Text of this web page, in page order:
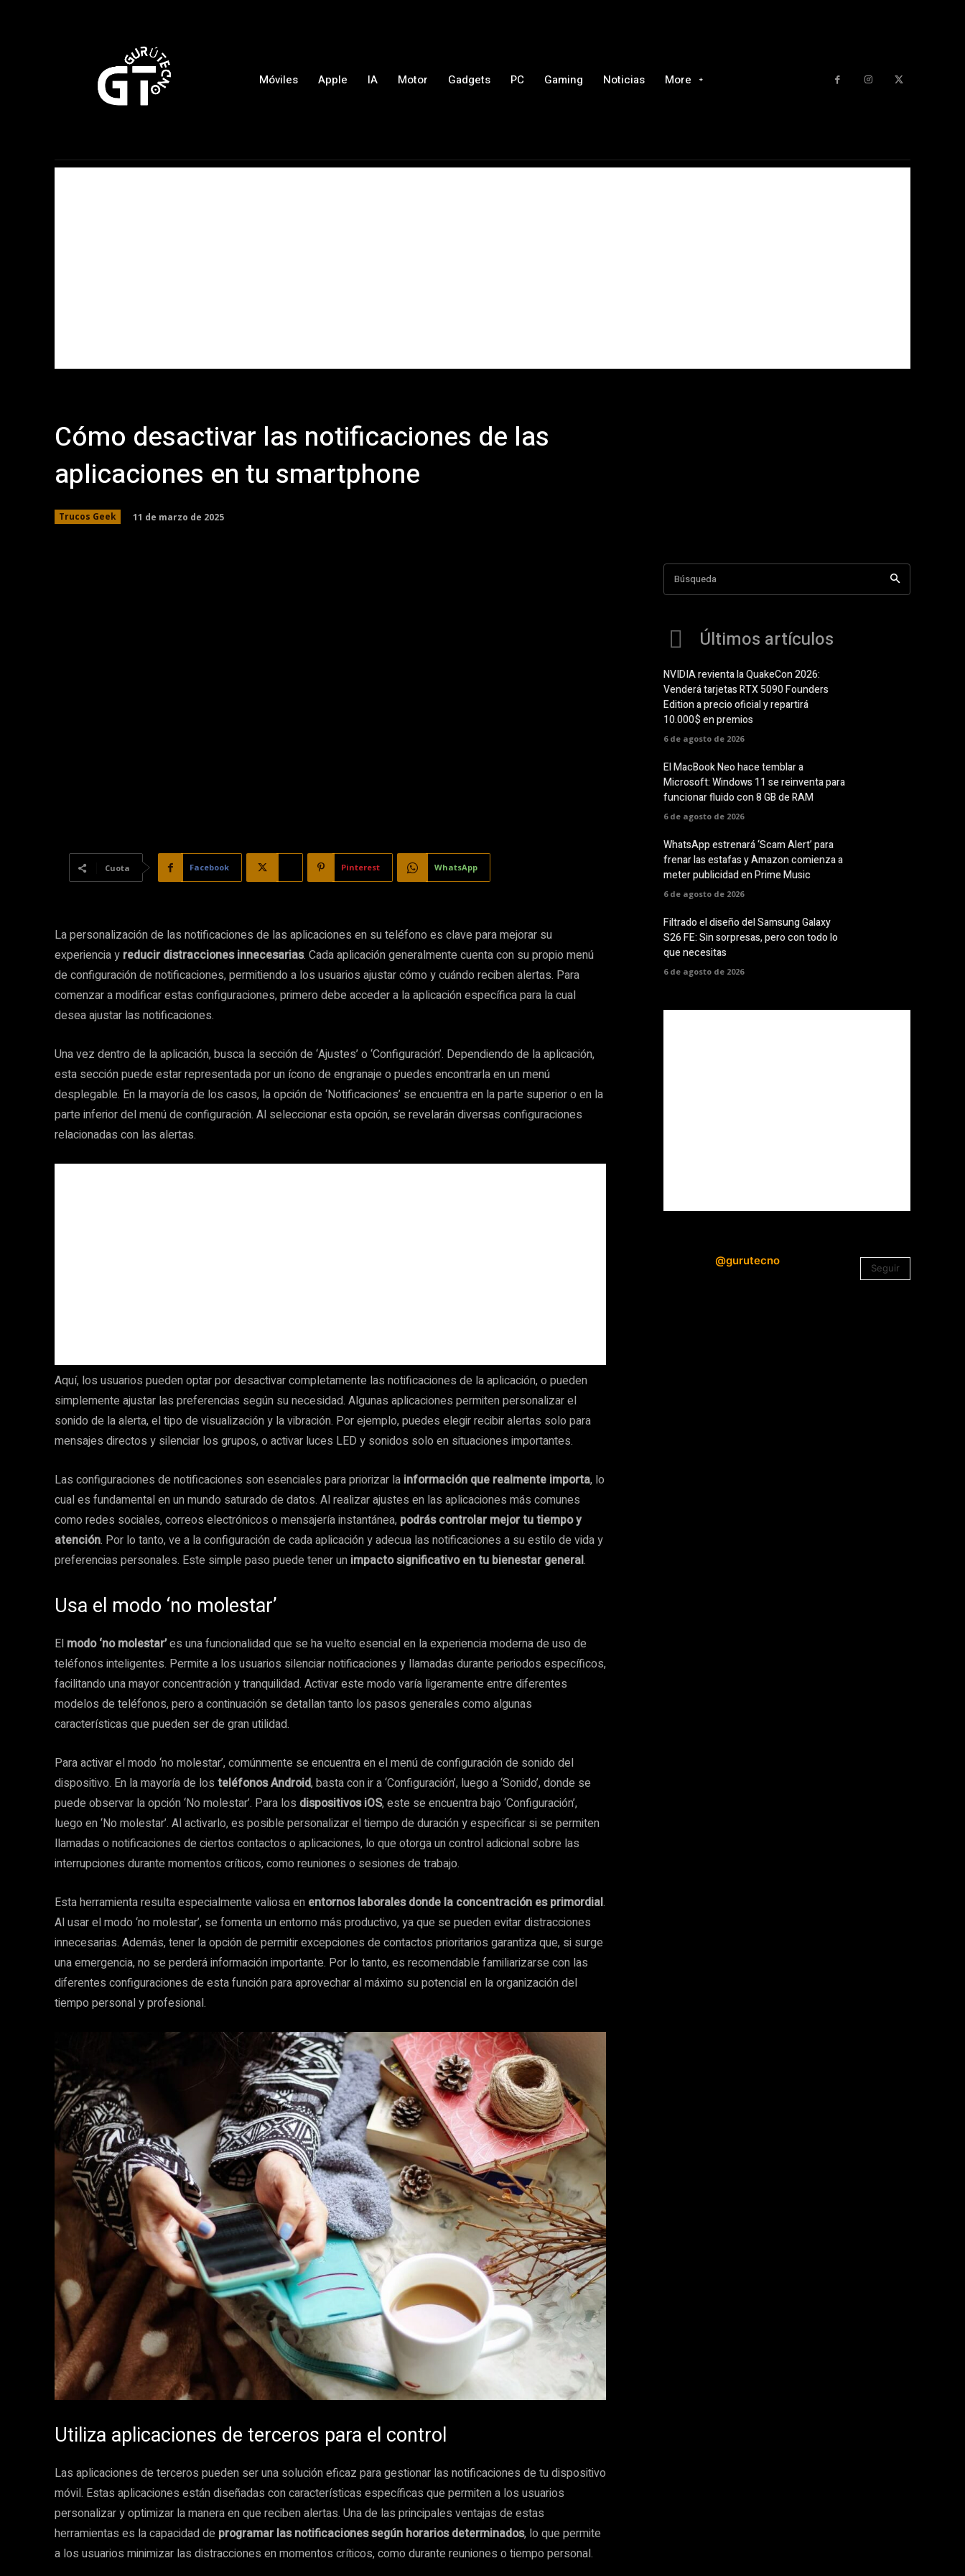
Móviles Apple IA Motor Gadgets PC Gaming Noticias More
Cómo desactivar las notificaciones de las
aplicaciones en tu smartphone
Trucos Geek 11 de marzo de 2025
Cuota Facebook Pinterest WhatsApp
La personalización de las notificaciones de las aplicaciones en su teléfono es clave para mejorar su
experiencia y reducir distracciones innecesarias. Cada aplicación generalmente cuenta con su propio menú
de configuración de notificaciones, permitiendo a los usuarios ajustar cómo y cuándo reciben alertas. Para
comenzar a modificar estas configuraciones, primero debe acceder a la aplicación específica para la cual
desea ajustar las notificaciones.
Una vez dentro de la aplicación, busca la sección de ‘Ajustes’ o ‘Configuración’. Dependiendo de la aplicación,
esta sección puede estar representada por un ícono de engranaje o puedes encontrarla en un menú
desplegable. En la mayoría de los casos, la opción de ‘Notificaciones’ se encuentra en la parte superior o en la
parte inferior del menú de configuración. Al seleccionar esta opción, se revelarán diversas configuraciones
relacionadas con las alertas.
Aquí, los usuarios pueden optar por desactivar completamente las notificaciones de la aplicación, o pueden
simplemente ajustar las preferencias según su necesidad. Algunas aplicaciones permiten personalizar el
sonido de la alerta, el tipo de visualización y la vibración. Por ejemplo, puedes elegir recibir alertas solo para
mensajes directos y silenciar los grupos, o activar luces LED y sonidos solo en situaciones importantes.
Las configuraciones de notificaciones son esenciales para priorizar la información que realmente importa, lo
cual es fundamental en un mundo saturado de datos. Al realizar ajustes en las aplicaciones más comunes
como redes sociales, correos electrónicos o mensajería instantánea, podrás controlar mejor tu tiempo y
atención. Por lo tanto, ve a la configuración de cada aplicación y adecua las notificaciones a su estilo de vida y
preferencias personales. Este simple paso puede tener un impacto significativo en tu bienestar general.
Usa el modo ‘no molestar’
El modo ‘no molestar’es una funcionalidad que se ha vuelto esencial en la experiencia moderna de uso de
teléfonos inteligentes. Permite a los usuarios silenciar notificaciones y llamadas durante periodos específicos,
facilitando una mayor concentración y tranquilidad. Activar este modo varía ligeramente entre diferentes
modelos de teléfonos, pero a continuación se detallan tanto los pasos generales como algunas
características que pueden ser de gran utilidad.
Para activar el modo ‘no molestar’, comúnmente se encuentra en el menú de configuración de sonido del
dispositivo. En la mayoría de los teléfonos Android, basta con ir a ‘Configuración’, luego a ‘Sonido’, donde se
puede observar la opción ‘No molestar’. Para los dispositivos iOS, este se encuentra bajo ‘Configuración’,
luego en ‘No molestar’. Al activarlo, es posible personalizar el tiempo de duración y especificar si se permiten
llamadas o notificaciones de ciertos contactos o aplicaciones, lo que otorga un control adicional sobre las
interrupciones durante momentos críticos, como reuniones o sesiones de trabajo.
Esta herramienta resulta especialmente valiosa en entornos laborales donde la concentración es primordial.
Al usar el modo ‘no molestar’, se fomenta un entorno más productivo, ya que se pueden evitar distracciones
innecesarias. Además, tener la opción de permitir excepciones de contactos prioritarios garantiza que, si surge
una emergencia, no se perderá información importante. Por lo tanto, es recomendable familiarizarse con las
diferentes configuraciones de esta función para aprovechar al máximo su potencial en la organización del
tiempo personal y profesional.
Utiliza aplicaciones de terceros para el control
Las aplicaciones de terceros pueden ser una solución eficaz para gestionar las notificaciones de tu dispositivo
móvil. Estas aplicaciones están diseñadas con características específicas que permiten a los usuarios
personalizar y optimizar la manera en que reciben alertas. Una de las principales ventajas de estas
herramientas es la capacidad de programar las notificaciones según horarios determinados, lo que permite
a los usuarios minimizar las distracciones en momentos críticos, como durante reuniones o tiempo personal.
Búsqueda
Últimos artículos
NVIDIA revienta la QuakeCon 2026:
Venderá tarjetas RTX 5090 Founders
Edition a precio oficial y repartirá
10.000$ en premios
6 de agosto de 2026
El MacBook Neo hace temblar a
Microsoft: Windows 11 se reinventa para
funcionar fluido con 8 GB de RAM
6 de agosto de 2026
WhatsApp estrenará ‘Scam Alert’ para
frenar las estafas y Amazon comienza a
meter publicidad en Prime Music
6 de agosto de 2026
Filtrado el diseño del Samsung Galaxy
S26 FE: Sin sorpresas, pero con todo lo
que necesitas
6 de agosto de 2026
@gurutecno
Seguir